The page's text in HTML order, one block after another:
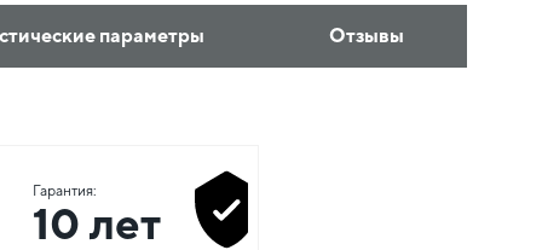
параметры Отзывы
Гарантия:
10 лет